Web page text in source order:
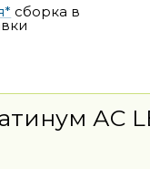
сборка в
АС